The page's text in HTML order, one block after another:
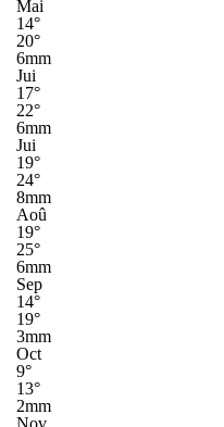
Mai
14°
20°
6mm
Jui
17°
22°
6mm
Jui
19°
24°
8mm
Aoû
19°
25°
6mm
Sep
14°
19°
3mm
Oct
9°
13°
2mm
Nov